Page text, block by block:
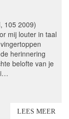
105 2009)
mij louter in taal
herinnering
belofte van je
LEES MEER